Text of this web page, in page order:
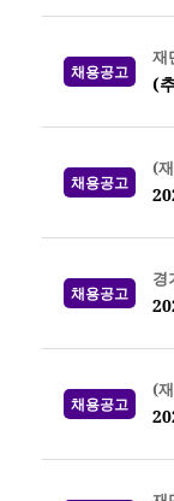
채용공고
재
(
채용공고
(
채용공고
경
채용공고
(